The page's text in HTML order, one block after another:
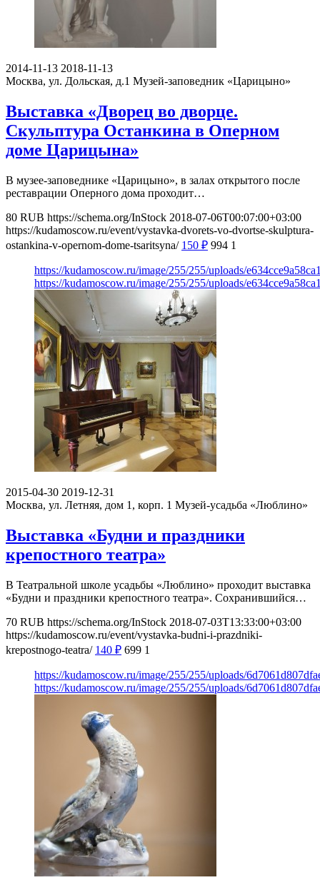
2014-11-13 2018-11-13
Москва, ул. Дольская, д.1 Музей-заповедник «Царицыно»
Выставка «Дворец во дворце.
Скульптура Останкина в Оперном
доме Царицына»
В музее-заповеднике «Царицыно», в залах открытого после
реставрации Оперного дома проходит…
80 RUB https://schema.org/InStock 2018-07-06T00:07:00+03:00
https://kudamoscow.ru/event/vystavka-dvorets-vo-dvortse-skulptura-
ostankina-v-opernom-dome-tsaritsyna/ 150 ₽ 994 1
https://kudamoscow.ru/image/255/255/uploads/
https://kudamoscow.ru/image/255/255/uploads/
2015-04-30 2019-12-31
Москва, ул. Летняя, дом 1, корп. 1 Музей-усадьба «Люблино»
Выставка «Будни и праздники
крепостного театра»
В Театральной школе усадьбы «Люблино» проходит выставка
«Будни и праздники крепостного театра». Сохранившийся…
70 RUB https://schema.org/InStock 2018-07-03T13:33:00+03:00
https://kudamoscow.ru/event/vystavka-budni-i-prazdniki-
krepostnogo-teatra/ 140 ₽ 699 1
https://kudamoscow.ru/image/255/255/uploads/
https://kudamoscow.ru/image/255/255/uploads/